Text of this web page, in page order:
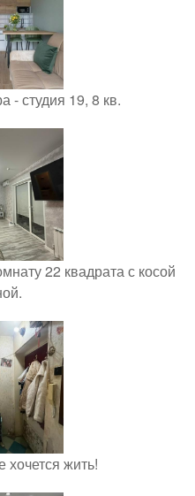
- студия 19, 8 кв.
22 квадрата с косой
хочется жить!